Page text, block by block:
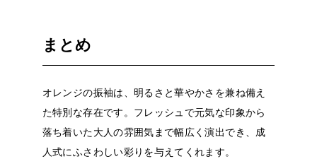
まとめ
オレンジの振袖は、明るさと華やかさを兼ね備え
た特別な存在です。フレッシュで元気な印象から
落ち着いた大人の雰囲気まで幅広く演出でき、成
人式にふさわしい彩りを与えてくれます。